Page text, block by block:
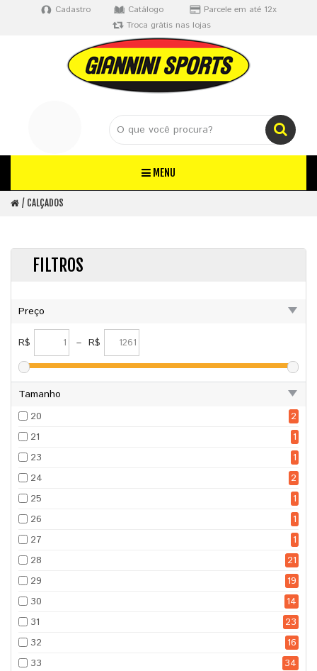
Cadastro Catálogo
Parcele em até 12x
Troca grátis nas lojas
MENU
CALÇADOS
FILTROS
Preço
R$ – R$
Tamanho
20
2
21
1
23
1
24
2
25
1
26
1
27
1
28
21
29
19
30
14
31
23
32
16
33
34